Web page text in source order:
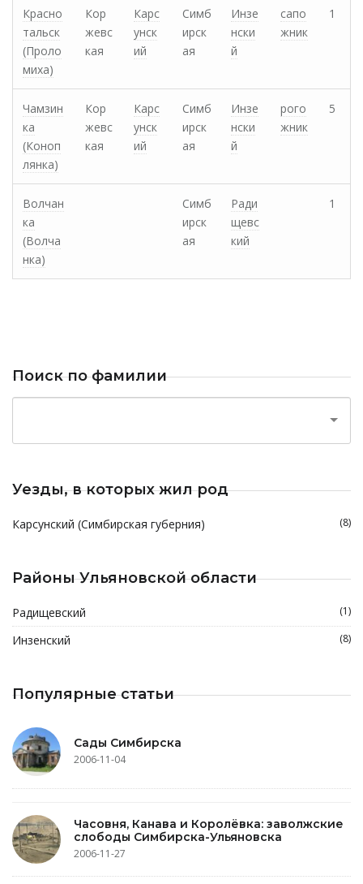
Красно
тальск
(Проло
миха)
Кор
жевс
кая
Карс
унск
ий
Симб
ирск
ая
Инзе
нски
й
сапо
жник
1
Чамзин
ка
(Коноп
лянка)
Кор
жевс
кая
Карс
унск
ий
Симб
ирск
ая
Инзе
нски
й
рого
жник
5
Волчан
ка
(Волча
нка)
Симб
ирск
ая
Ради
щевс
кий
1
Поиск по фамилии
Уезды, в которых жил род
Карсунский (Симбирская губерния) (8)
Районы Ульяновской области
Радищевский (1)
Инзенский (8)
Популярные статьи
Сады Симбирска
2006-11-04
Часовня, Канава и Королёвка: заволжские
слободы Симбирска-Ульяновска
2006-11-27